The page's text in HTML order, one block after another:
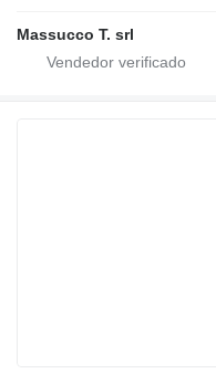
Massucco T. srl